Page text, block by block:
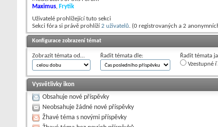
Maximus, Frytik
Uživatelé prohlížející tuto sekci
Sekci fóra si právě prohlíží2 uživatelů. (0 registrovaných a 2
Konfigurace zobrazení témat
Zobrazit témata od… Řadit témata dle:
Řadit témata
Vzestupné
Vysvětlivky ikon
Obsahuje nové příspěvky
Neobsahuje žádné nové příspěvky
Žhavé téma s novými příspěvky